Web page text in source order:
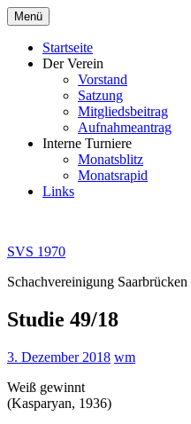
Zum
Inhalt
springen
Menü
Startseite
Der Verein
Vorstand
Satzung
Mitgliedsbeitrag
Aufnahmeantrag
Interne Turniere
Monatsblitz
Monatsrapid
Links
SVS 1970
Schachvereinigung Saarbrücken
Studie 49/18
3. Dezember 2018 wm
Weiß gewinnt
(Kasparyan, 1936)